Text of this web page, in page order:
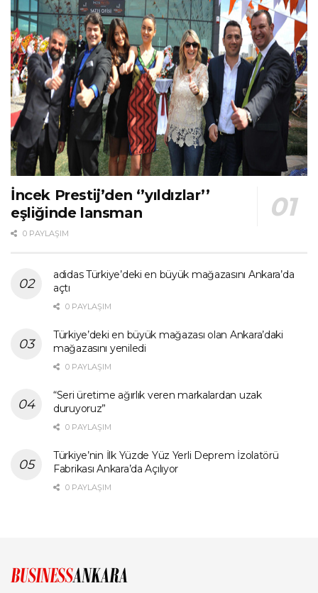
İncek Prestij’den ‘’yıldızlar’’
eşliğinde lansman
0 PAYLAŞIM
adidas Türkiye’deki en büyük mağazasını Ankara’da
açtı
0 PAYLAŞIM
Türkiye’deki en büyük mağazası olan Ankara’daki
mağazasını yeniledi
0 PAYLAŞIM
“Seri üretime ağırlık veren markalardan uzak
duruyoruz”
0 PAYLAŞIM
Türkiye’nin İlk Yüzde Yüz Yerli Deprem İzolatörü
Fabrikası Ankara’da Açılıyor
0 PAYLAŞIM